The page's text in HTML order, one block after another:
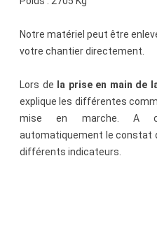
Notre matériel peut être
votre chantier directement.
Lors de la prise en main de
explique les différentes
mise en marche. A
automatiquement le constat
différents indicateurs.